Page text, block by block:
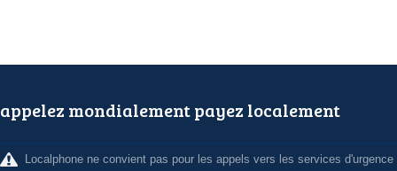
appelez mondialement payez localement
Localphone ne convient pas pour les appels vers les services d'urgence